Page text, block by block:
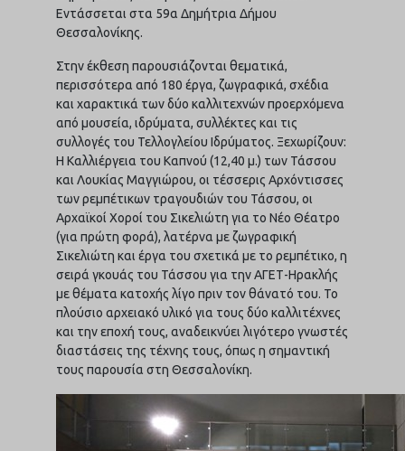
Εντάσσεται στα 59α Δημήτρια Δήμου
Θεσσαλονίκης.
Στην έκθεση παρουσιάζονται θεματικά,
περισσότερα από 180 έργα, ζωγραφικά, σχέδια
και χαρακτικά των δύο καλλιτεχνών προερχόμενα
από μουσεία, ιδρύματα, συλλέκτες και τις
συλλογές του Τελλογλείου Ιδρύματος. Ξεχωρίζουν:
Η Καλλιέργεια του Καπνού (12,40 μ.) των Τάσσου
και Λουκίας Μαγγιώρου, οι τέσσερις Αρχόντισσες
των ρεμπέτικων τραγουδιών του Τάσσου, οι
Αρχαϊκοί Χοροί του Σικελιώτη για το Νέο Θέατρο
(για πρώτη φορά), λατέρνα με ζωγραφική
Σικελιώτη και έργα του σχετικά με το ρεμπέτικο, η
σειρά γκουάς του Τάσσου για την ΑΓΕΤ-Ηρακλής
με θέματα κατοχής λίγο πριν τον θάνατό του. Το
πλούσιο αρχειακό υλικό για τους δύο καλλιτέχνες
και την εποχή τους, αναδεικνύει λιγότερο γνωστές
διαστάσεις της τέχνης τους, όπως η σημαντική
τους παρουσία στη Θεσσαλονίκη.